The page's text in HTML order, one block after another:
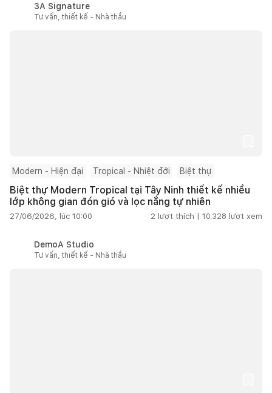
3A Signature
Tư vấn, thiết kế - Nhà thầu
Modern - Hiện đại Tropical - Nhiệt đới Biệt thự
Biệt thự Modern Tropical tại Tây Ninh thiết kế nhiều
lớp không gian đón gió và lọc nắng tự nhiên
27/06/2026, lúc 10:00 2 lượt thích | 10.328 lượt xem
DemoA Studio
Tư vấn, thiết kế - Nhà thầu